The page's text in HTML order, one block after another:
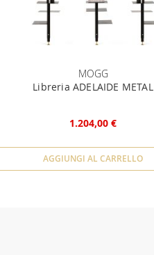
MOGG
Libreria ADELAIDE METAL
1.204,00 €
AGGIUNGI AL CARRELLO